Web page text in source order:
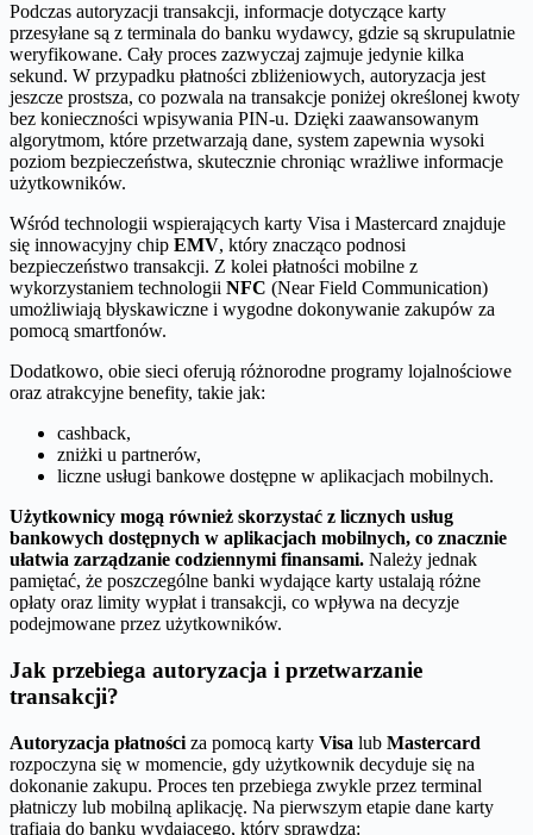
Podczas autoryzacji transakcji, informacje dotyczące karty
przesyłane są z terminala do banku wydawcy, gdzie są skrupulatnie
weryfikowane. Cały proces zazwyczaj zajmuje jedynie kilka
sekund. W przypadku płatności zbliżeniowych, autoryzacja jest
jeszcze prostsza, co pozwala na transakcje poniżej określonej kwoty
bez konieczności wpisywania PIN-u. Dzięki zaawansowanym
algorytmom, które przetwarzają dane, system zapewnia wysoki
poziom bezpieczeństwa, skutecznie chroniąc wrażliwe informacje
użytkowników.
Wśród technologii wspierających karty Visa i Mastercard znajduje
się innowacyjny chip EMV, który znacząco podnosi
bezpieczeństwo transakcji. Z kolei płatności mobilne z
wykorzystaniem technologii NFC (Near Field Communication)
umożliwiają błyskawiczne i wygodne dokonywanie zakupów za
pomocą smartfonów.
Dodatkowo, obie sieci oferują różnorodne programy lojalnościowe
oraz atrakcyjne benefity, takie jak:
cashback,
zniżki u partnerów,
liczne usługi bankowe dostępne w aplikacjach mobilnych.
Użytkownicy mogą również skorzystać z licznych usług
bankowych dostępnych w aplikacjach mobilnych, co znacznie
ułatwia zarządzanie codziennymi finansami. Należy jednak
pamiętać, że poszczególne banki wydające karty ustalają różne
opłaty oraz limity wypłat i transakcji, co wpływa na decyzje
podejmowane przez użytkowników.
Jak przebiega autoryzacja i przetwarzanie
transakcji?
Autoryzacja płatności za pomocą karty Visa lub Mastercard
rozpoczyna się w momencie, gdy użytkownik decyduje się na
dokonanie zakupu. Proces ten przebiega zwykle przez terminal
płatniczy lub mobilną aplikację. Na pierwszym etapie dane karty
trafiają do banku wydającego, który sprawdza: